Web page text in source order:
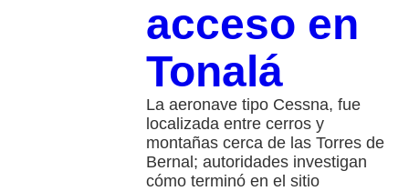
acceso en
Tonalá
La aeronave tipo Cessna, fue
localizada entre cerros y
montañas cerca de las Torres de
Bernal; autoridades investigan
cómo terminó en el sitio